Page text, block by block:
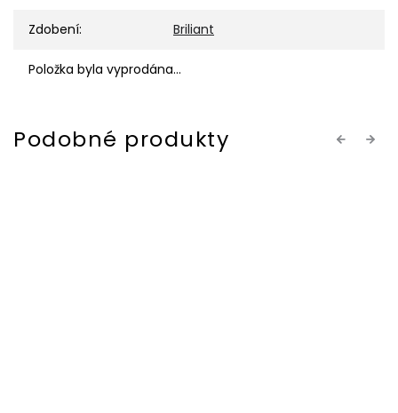
Zdobení: Briliant
Položka byla vyprodána…
Previous
Next